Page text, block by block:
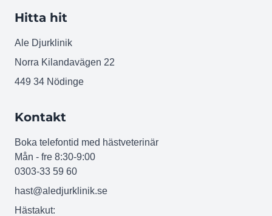
Hitta hit
Ale Djurklinik
Norra Kilandavägen 22
449 34 Nödinge
Kontakt
Boka telefontid med hästveterinär
Mån - fre 8:30-9:00
0303-33 59 60
hast@aledjurklinik.se
Hästakut: